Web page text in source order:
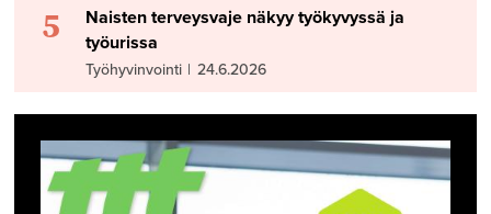
5
Naisten terveysvaje näkyy työkyvyssä ja
työurissa
Työhyvinvointi | 24.6.2026